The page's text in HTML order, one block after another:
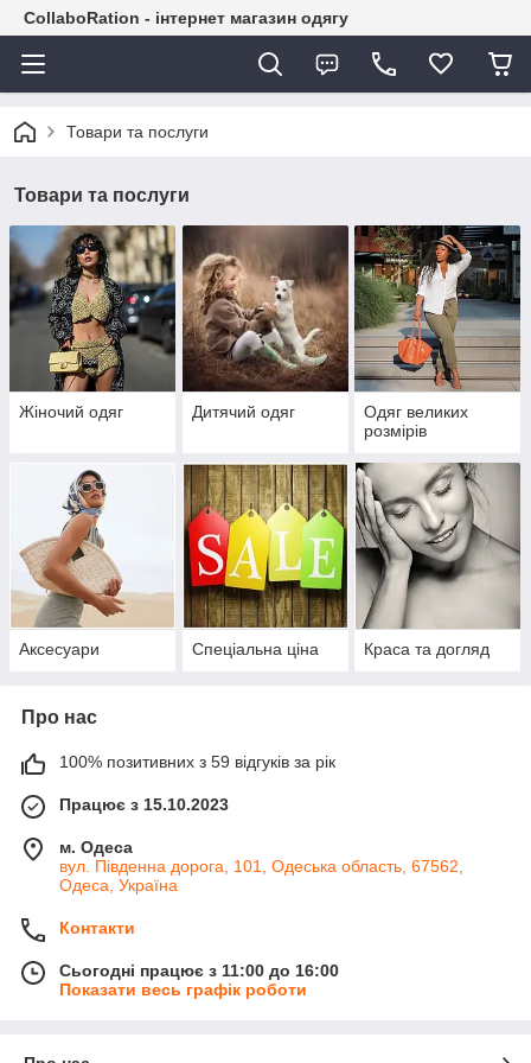
CollaboRation - інтернет магазин одягу
Товари та послуги
Товари та послуги
Жіночий одяг Дитячий одяг
Одяг великих
розмірів
Аксесуари Спеціальна ціна Краса та догляд
Про нас
100% позитивних з 59 відгуків за рік
Працює з 15.10.2023
м. Одеса
вул. Південна дорога, 101, Одеська область, 67562,
Одеса, Україна
Контакти
Сьогодні працює з 11:00 до 16:00
Показати весь графік роботи